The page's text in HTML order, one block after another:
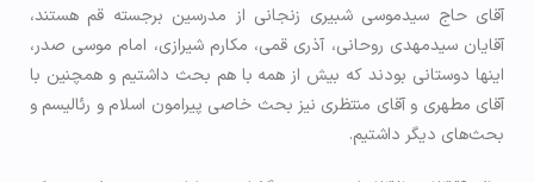
آقای حاج سیدموسی شبیری زنجانی از مدرسین برجسته قم هستند،
آقایان سیدمهدی روحانی، آذری قمی، مکارم شیرازی، امام موسی صدر،
اینها دوستانی بودند که بیش از همه با هم بحث داشتیم و همچنین با
آقای مطهری و آقای منتظری نیز بحث خاصی پیرامون اسلام و رئالیسم و
بحث‌های دیگر داشتیم.